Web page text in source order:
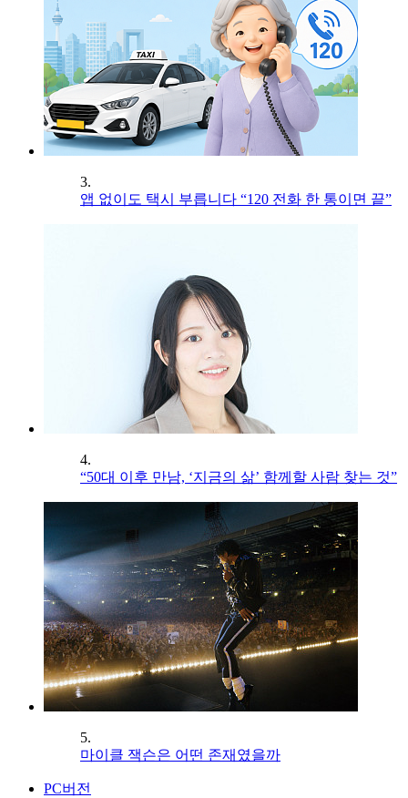
3.
앱 없이도 택시 부릅니다 “120 전화 한 통이면 끝”
4.
“50대 이후 만남, ‘지금의 삶’ 함께할 사람 찾는 것”
5.
마이클 잭슨은 어떤 존재였을까
PC버전